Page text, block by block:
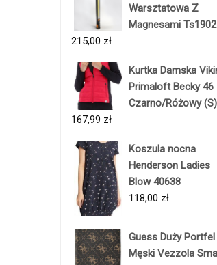
Warsztatowa Z
Magnesami Ts1902
215,00 zł
Kurtka Damska
Primaloft Becky 46
Czarno/Różowy (S)
167,99 zł
Koszula nocna
Henderson Ladies
Blow 40638
118,00 zł
Guess Duży Portfel
Męski Vezzola